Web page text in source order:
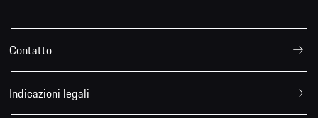
Contatto
Indicazioni legali